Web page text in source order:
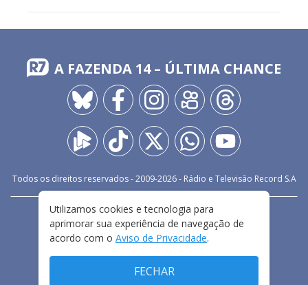
A FAZENDA 14 – ÚLTIMA CHANCE
Todos os direitos reservados - 2009-2026- Rádio e Televisão Record S.A
FALE CONOSCO
PRIVACIDADE
TERMOS E CONDIÇÕES DE USO
Utilizamos cookies e tecnologia para
aprimorar sua experiência de navegação de
acordo com o Aviso de Privacidade.
FECHAR